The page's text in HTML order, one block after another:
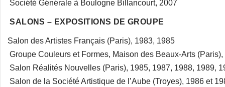
Société Générale à Boulogne Billancourt, 2007
SALONS – EXPOSITIONS DE GROUPE
Salon des Artistes Français (Paris), 1983, 1985
Groupe Couleurs et Formes, Maison des Beaux-Arts (Paris),
Salon Réalités Nouvelles (Paris), 1985, 1987, 1988, 1989,
Salon de la Société Artistique de l’Aube (Troyes), 1986 et